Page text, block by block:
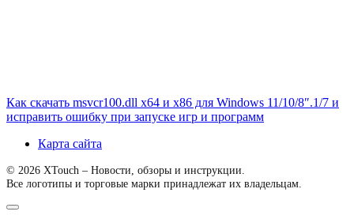
Как скачать msvcr100.dll x64 и x86 для Windows 11/10/8″.1/7 и
исправить ошибку при запуске игр и программ
Карта сайта
© 2026 XTouch – Новости, обзоры и инструкции.
Все логотипы и торговые марки принадлежат их владельцам.